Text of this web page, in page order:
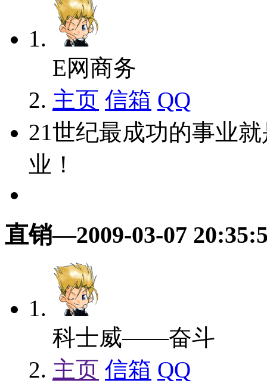
E网商务
主页 信箱 QQ
21世纪最成功的事业
业！
直销—2009-03-07
科士威——奋斗
主页 信箱 QQ